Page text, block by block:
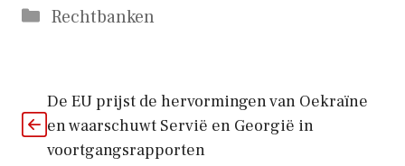
Categorieën
Rechtbanken
De EU prijst de hervormingen van Oekraïne
en waarschuwt Servië en Georgië in
voortgangsrapporten